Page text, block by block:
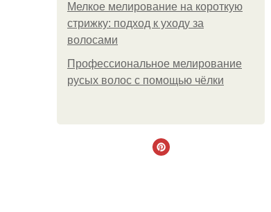
Мелкое мелирование на короткую
стрижку: подход к уходу за
волосами
Профессиональное мелирование
русых волос с помощью чёлки